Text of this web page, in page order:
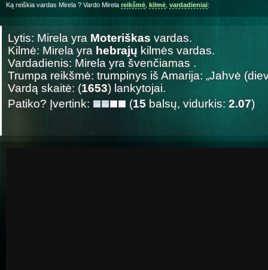
Ką reiškia vardas Mirela ? Vardo Mirela reikšmė kilmė vardadieniai:
Lytis: Mirela yra Moteriškas vardas.
Kilmė: Mirela yra hebrajų kilmės vardas.
Vardadienis: Mirela yra švenčiamas .
Trumpa reikšmė: trumpinys iš Amarija: „Jahvė
Vardą skaitė: (1653) lankytojai.
Patiko? Įvertink:
(15 balsų, vidurkis: 2.07)